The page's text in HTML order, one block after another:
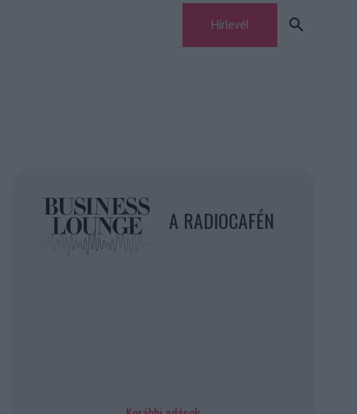
Hírlevél
A RADIOCAFÉN